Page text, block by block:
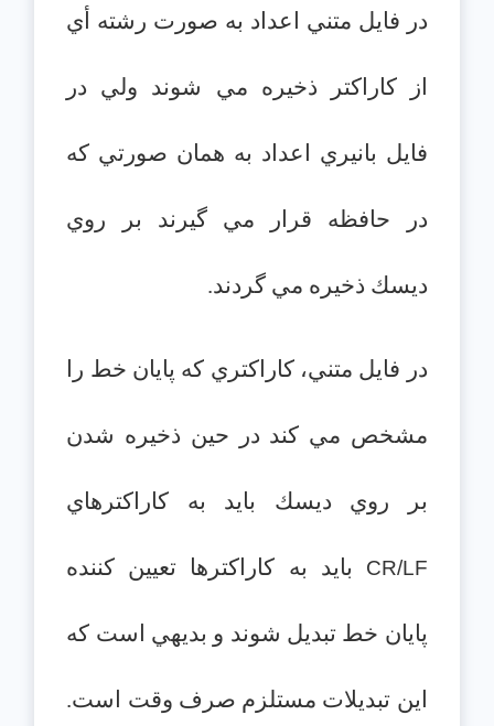
در فايل متني اعداد به صورت رشته أي
از كاراكتر ذخيره مي شوند ولي در
فايل بانيري اعداد به همان صورتي كه
در حافظه قرار مي گيرند بر روي
ديسك ذخيره مي گردند.
در فايل متني، كاراكتري كه پايان خط را
مشخص مي كند در حين ذخيره شدن
بر روي ديسك بايد به كاراكترهاي
CR/LF بايد به كاراكترها تعيين كننده
پايان خط تبديل شوند و بديهي است كه
اين تبديلات مستلزم صرف وقت است.